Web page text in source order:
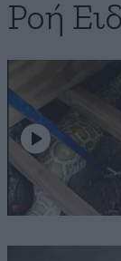
Ροή